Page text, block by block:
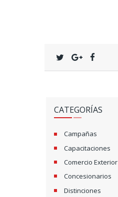
CATEGORÍAS
Campañas
Capacitaciones
Comercio Exterior
Concesionarios
Distinciones